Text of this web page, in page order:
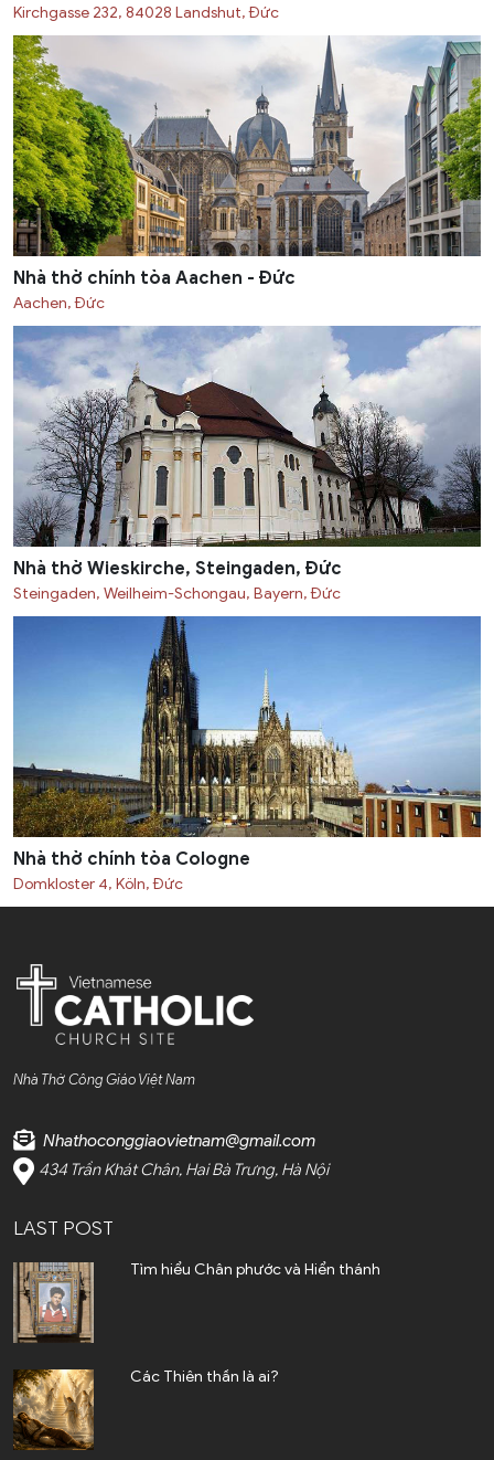
Kirchgasse 232, 84028 Landshut, Đức
Nhà thờ chính tòa Aachen - Đức
Aachen, Đức
Nhà thờ Wieskirche, Steingaden, Đức
Steingaden, Weilheim-Schongau, Bayern, Đức
Nhà thờ chính tòa Cologne
Domkloster 4, Köln, Đức
Nhà Thờ Công Giáo Việt Nam
Nhathoconggiaovietnam@gmail.com
434 Trần Khát Chân, Hai Bà Trưng, Hà Nội
LAST POST
Tìm hiểu Chân phước và Hiển thánh
Các Thiên thần là ai?